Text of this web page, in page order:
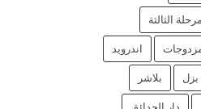
الثالثة
اندرويد
بزل بلاشر